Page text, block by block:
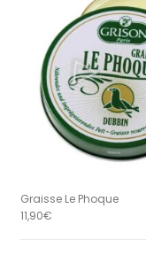
Graisse Le Phoque
11,90€